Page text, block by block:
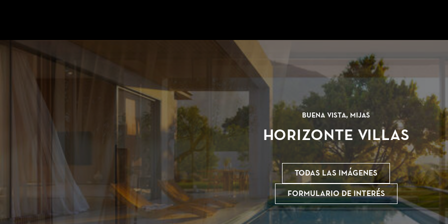
Buena Vista, Mijas
Horizonte Villas
Todas las imágenes
Formulario de interés